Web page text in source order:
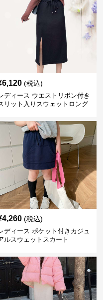
6,120 (税込)
ディース ウエストリボン付き
リット入りスウェットロング
4,260 (税込)
ディース ポケット付きカジュ
ルスウェットスカート